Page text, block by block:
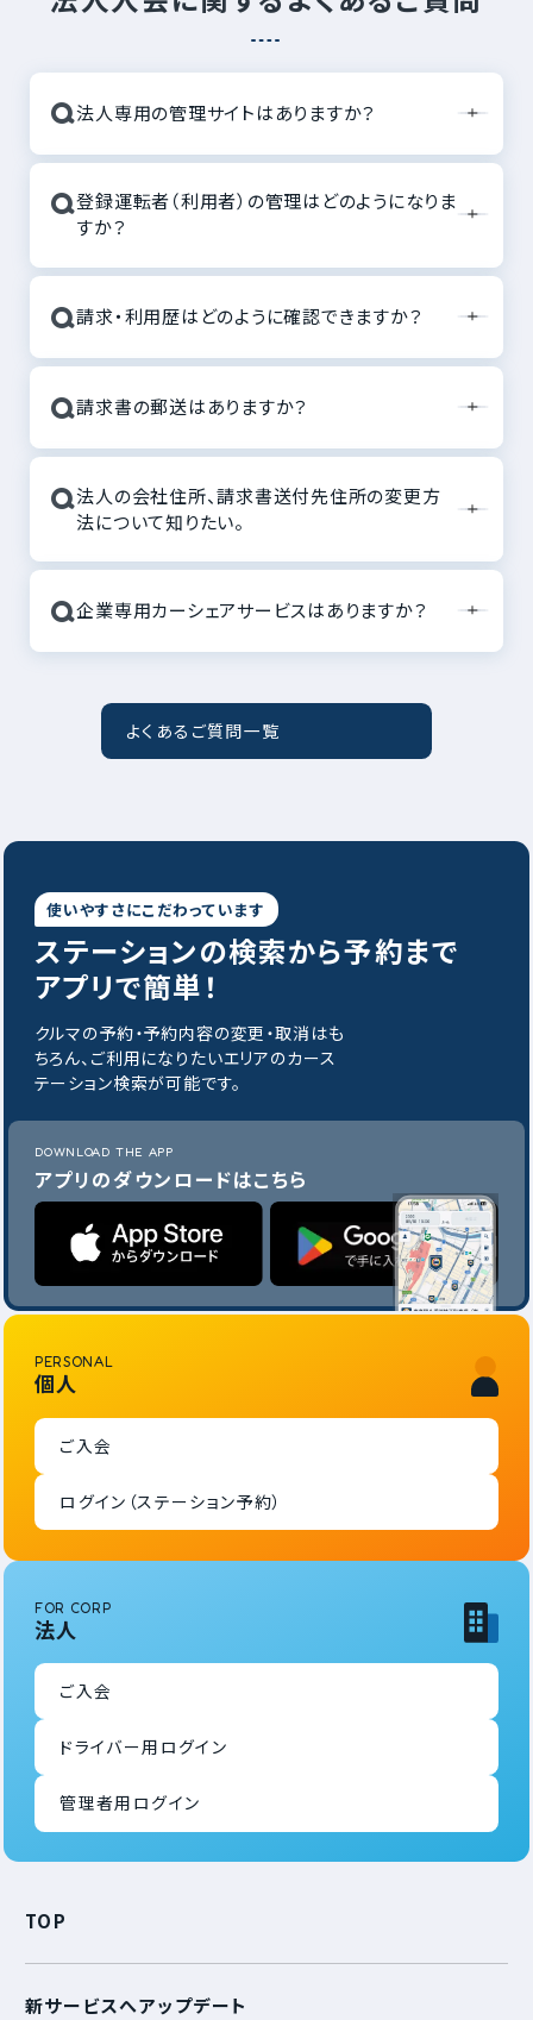
Q法人専用の管理サイトはありますか？
Q登録運転者（利用者）の管理はどのようになりま
すか？
Q請求・利用歴はどのように確認できますか？
Q請求書の郵送はありますか？
Q法人の会社住所、請求書送付先住所の変更方
法について知りたい。
Q企業専用カーシェアサービスはありますか？
よくあるご質問一覧
使いやすさにこだわっています
ステーションの検索から予約まで
アプリで簡単！
クルマの予約・予約内容の変更・取消はも
ちろん、ご利用になりたいエリアのカース
テーション検索が可能です。
DOWNLOAD THE APP
アプリのダウンロードはこちら
PERSONAL
個人
ご入会
ログイン（ステーション予約）
FOR CORP
法人
ご入会
ドライバー用ログイン
管理者用ログイン
TOP
新サービスへアップデート